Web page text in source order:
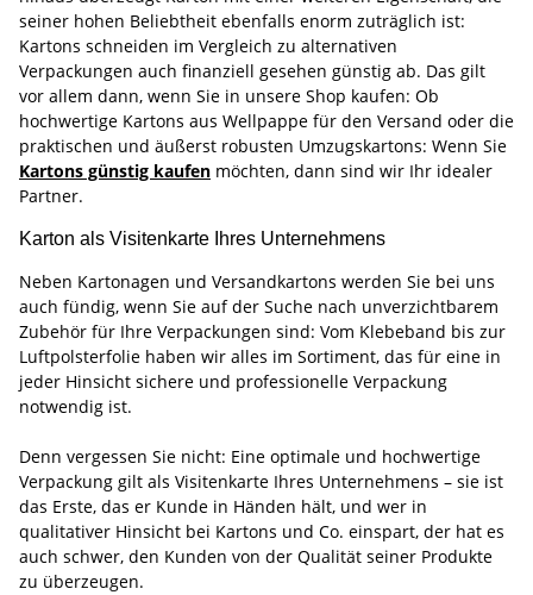
seiner hohen Beliebtheit ebenfalls enorm zuträglich ist:
Kartons schneiden im Vergleich zu alternativen
Verpackungen auch finanziell gesehen günstig ab. Das gilt
vor allem dann, wenn Sie in unsere Shop kaufen: Ob
hochwertige Kartons aus Wellpappe für den Versand oder die
praktischen und äußerst robusten Umzugskartons: Wenn Sie
Kartons günstig kaufen möchten, dann sind wir Ihr idealer
Partner.
Karton als Visitenkarte Ihres Unternehmens
Neben Kartonagen und Versandkartons werden Sie bei uns
auch fündig, wenn Sie auf der Suche nach unverzichtbarem
Zubehör für Ihre Verpackungen sind: Vom Klebeband bis zur
Luftpolsterfolie haben wir alles im Sortiment, das für eine in
jeder Hinsicht sichere und professionelle Verpackung
notwendig ist.
Denn vergessen Sie nicht: Eine optimale und hochwertige
Verpackung gilt als Visitenkarte Ihres Unternehmens – sie ist
das Erste, das er Kunde in Händen hält, und wer in
qualitativer Hinsicht bei Kartons und Co. einspart, der hat es
auch schwer, den Kunden von der Qualität seiner Produkte
zu überzeugen.